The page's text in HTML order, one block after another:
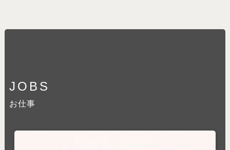
JOBS
お仕事